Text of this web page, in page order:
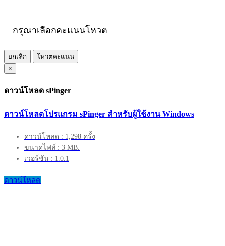
กรุณาเลือกคะแนนโหวต
ยกเลิก
โหวตคะแนน
×
ดาวน์โหลด sPinger
ดาวน์โหลดโปรแกรม sPinger สำหรับผู้ใช้งาน Windows
ดาวน์โหลด : 1,298 ครั้ง
ขนาดไฟล์ : 3 MB.
เวอร์ชัน : 1.0.1
ดาวน์โหลด